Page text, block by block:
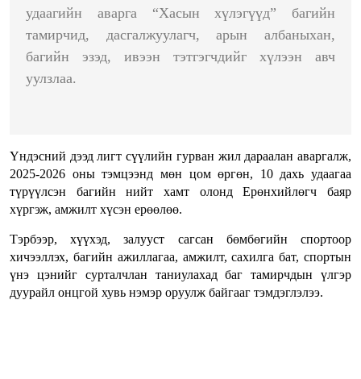
удаагийн аварга “Хасын хүлэгүүд” багийн
тамирчид, дасгалжуулагч, арын албаныхан,
багийн эзэд, ивээн тэтгэгчдийг хүлээн авч
уулзлаа.
Үндэсний дээд лигт сүүлийн гурван жил дараалан аваргалж,
2025-2026 оны тэмцээнд мөн цом өргөн, 10 дахь удаагаа
түрүүлсэн багийн нийт хамт олонд Ерөнхийлөгч баяр
хүргэж, амжилт хүсэн ерөөлөө.
Тэрбээр, хүүхэд, залууст сагсан бөмбөгийн спортоор
хичээллэх, багийн ажиллагаа, амжилт, сахилга бат, спортын
үнэ цэнийг сурталчлан таниулахад баг тамирчдын үлгэр
дуурайл онцгой хувь нэмэр оруулж байгааг тэмдэглэлээ.